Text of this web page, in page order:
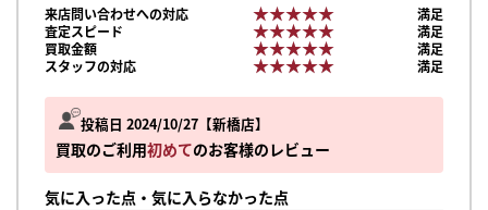
投稿日 2024/10/27 新橋店
買取のご利用初めてのお客様のレビュー
気に入った点・気に入らなかった点
来店問い合わせへの対応 ★★★★★
★★★★★
満足
査定スピード
★★★★★
★★★★★
満足
買取金額
★★★★★
★★★★★
満足
スタッフの対応
★★★★★
★★★★★ 満足